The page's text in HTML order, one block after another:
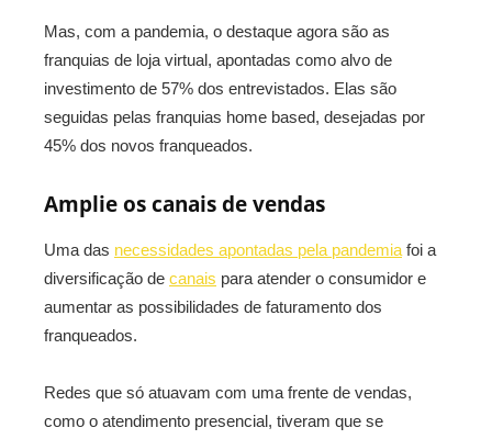
Mas, com a pandemia, o destaque agora são as
franquias de loja virtual, apontadas como alvo de
investimento de 57% dos entrevistados. Elas são
seguidas pelas franquias home based, desejadas por
45% dos novos franqueados.
Amplie os canais de vendas
Uma das necessidades apontadas pela pandemia foi a
diversificação de canais para atender o consumidor e
aumentar as possibilidades de faturamento dos
franqueados.
Redes que só atuavam com uma frente de vendas,
como o atendimento presencial, tiveram que se